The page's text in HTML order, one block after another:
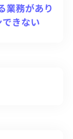
業務があり
きない